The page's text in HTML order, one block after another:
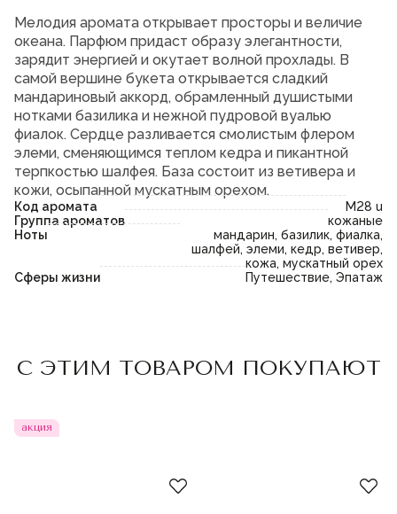
Мелодия аромата открывает просторы и величие
океана. Парфюм придаст образу элегантности,
зарядит энергией и окутает волной прохлады. В
самой вершине букета открывается сладкий
мандариновый аккорд, обрамленный душистыми
нотками базилика и нежной пудровой вуалью
фиалок. Сердце разливается смолистым флером
элеми, сменяющимся теплом кедра и пикантной
терпкостью шалфея. База состоит из ветивера и
кожи, осыпанной мускатным орехом.
Код аромата
M28 u
Группа ароматов
кожаные
Ноты
мандарин, базилик, фиалка,
шалфей, элеми, кедр, ветивер,
кожа, мускатный орех
Сферы жизни
Путешествие, Эпатаж
С ЭТИМ ТОВАРОМ ПОКУПАЮТ
акция
зарегистрируйтесь,
чтобы добавить товар в
зарегистрируйтесь,
чтобы добавить товар в